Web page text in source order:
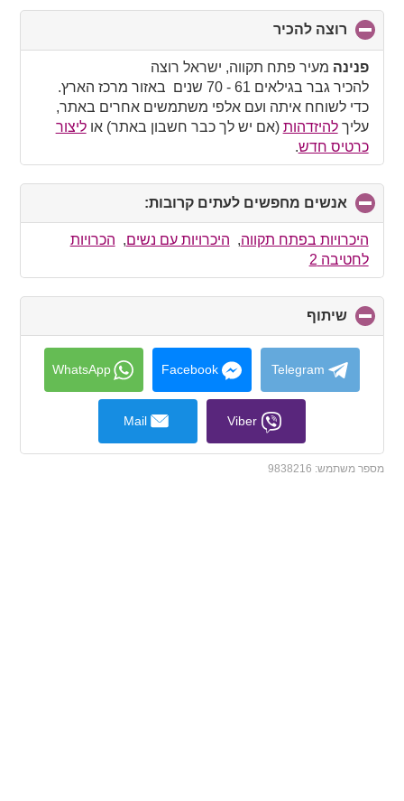
רוצה להכיר
to
collapse
contents
פנינה מעיר פתח תקווה, ישראל רוצה
להכיר גבר בגילאים 61 - 70 שנים באזור מרכז הארץ.
כדי לשוחח איתה ועם אלפי משתמשים אחרים באתר,
עליךלהיזדהות (אם יש לך כבר חשבון באתר) אוליצור
כרטיס חדש.
אנשים מחפשים לעתים קרובות:
to
collapse
היכרויות בפתח תקווה, היכרויות עם נשים, הכרויות
לחטיבה 2
שיתוף
to
collapse
contents
Telegram
Facebook
WhatsApp
Viber
Mail
מספר משתמש: 9838216